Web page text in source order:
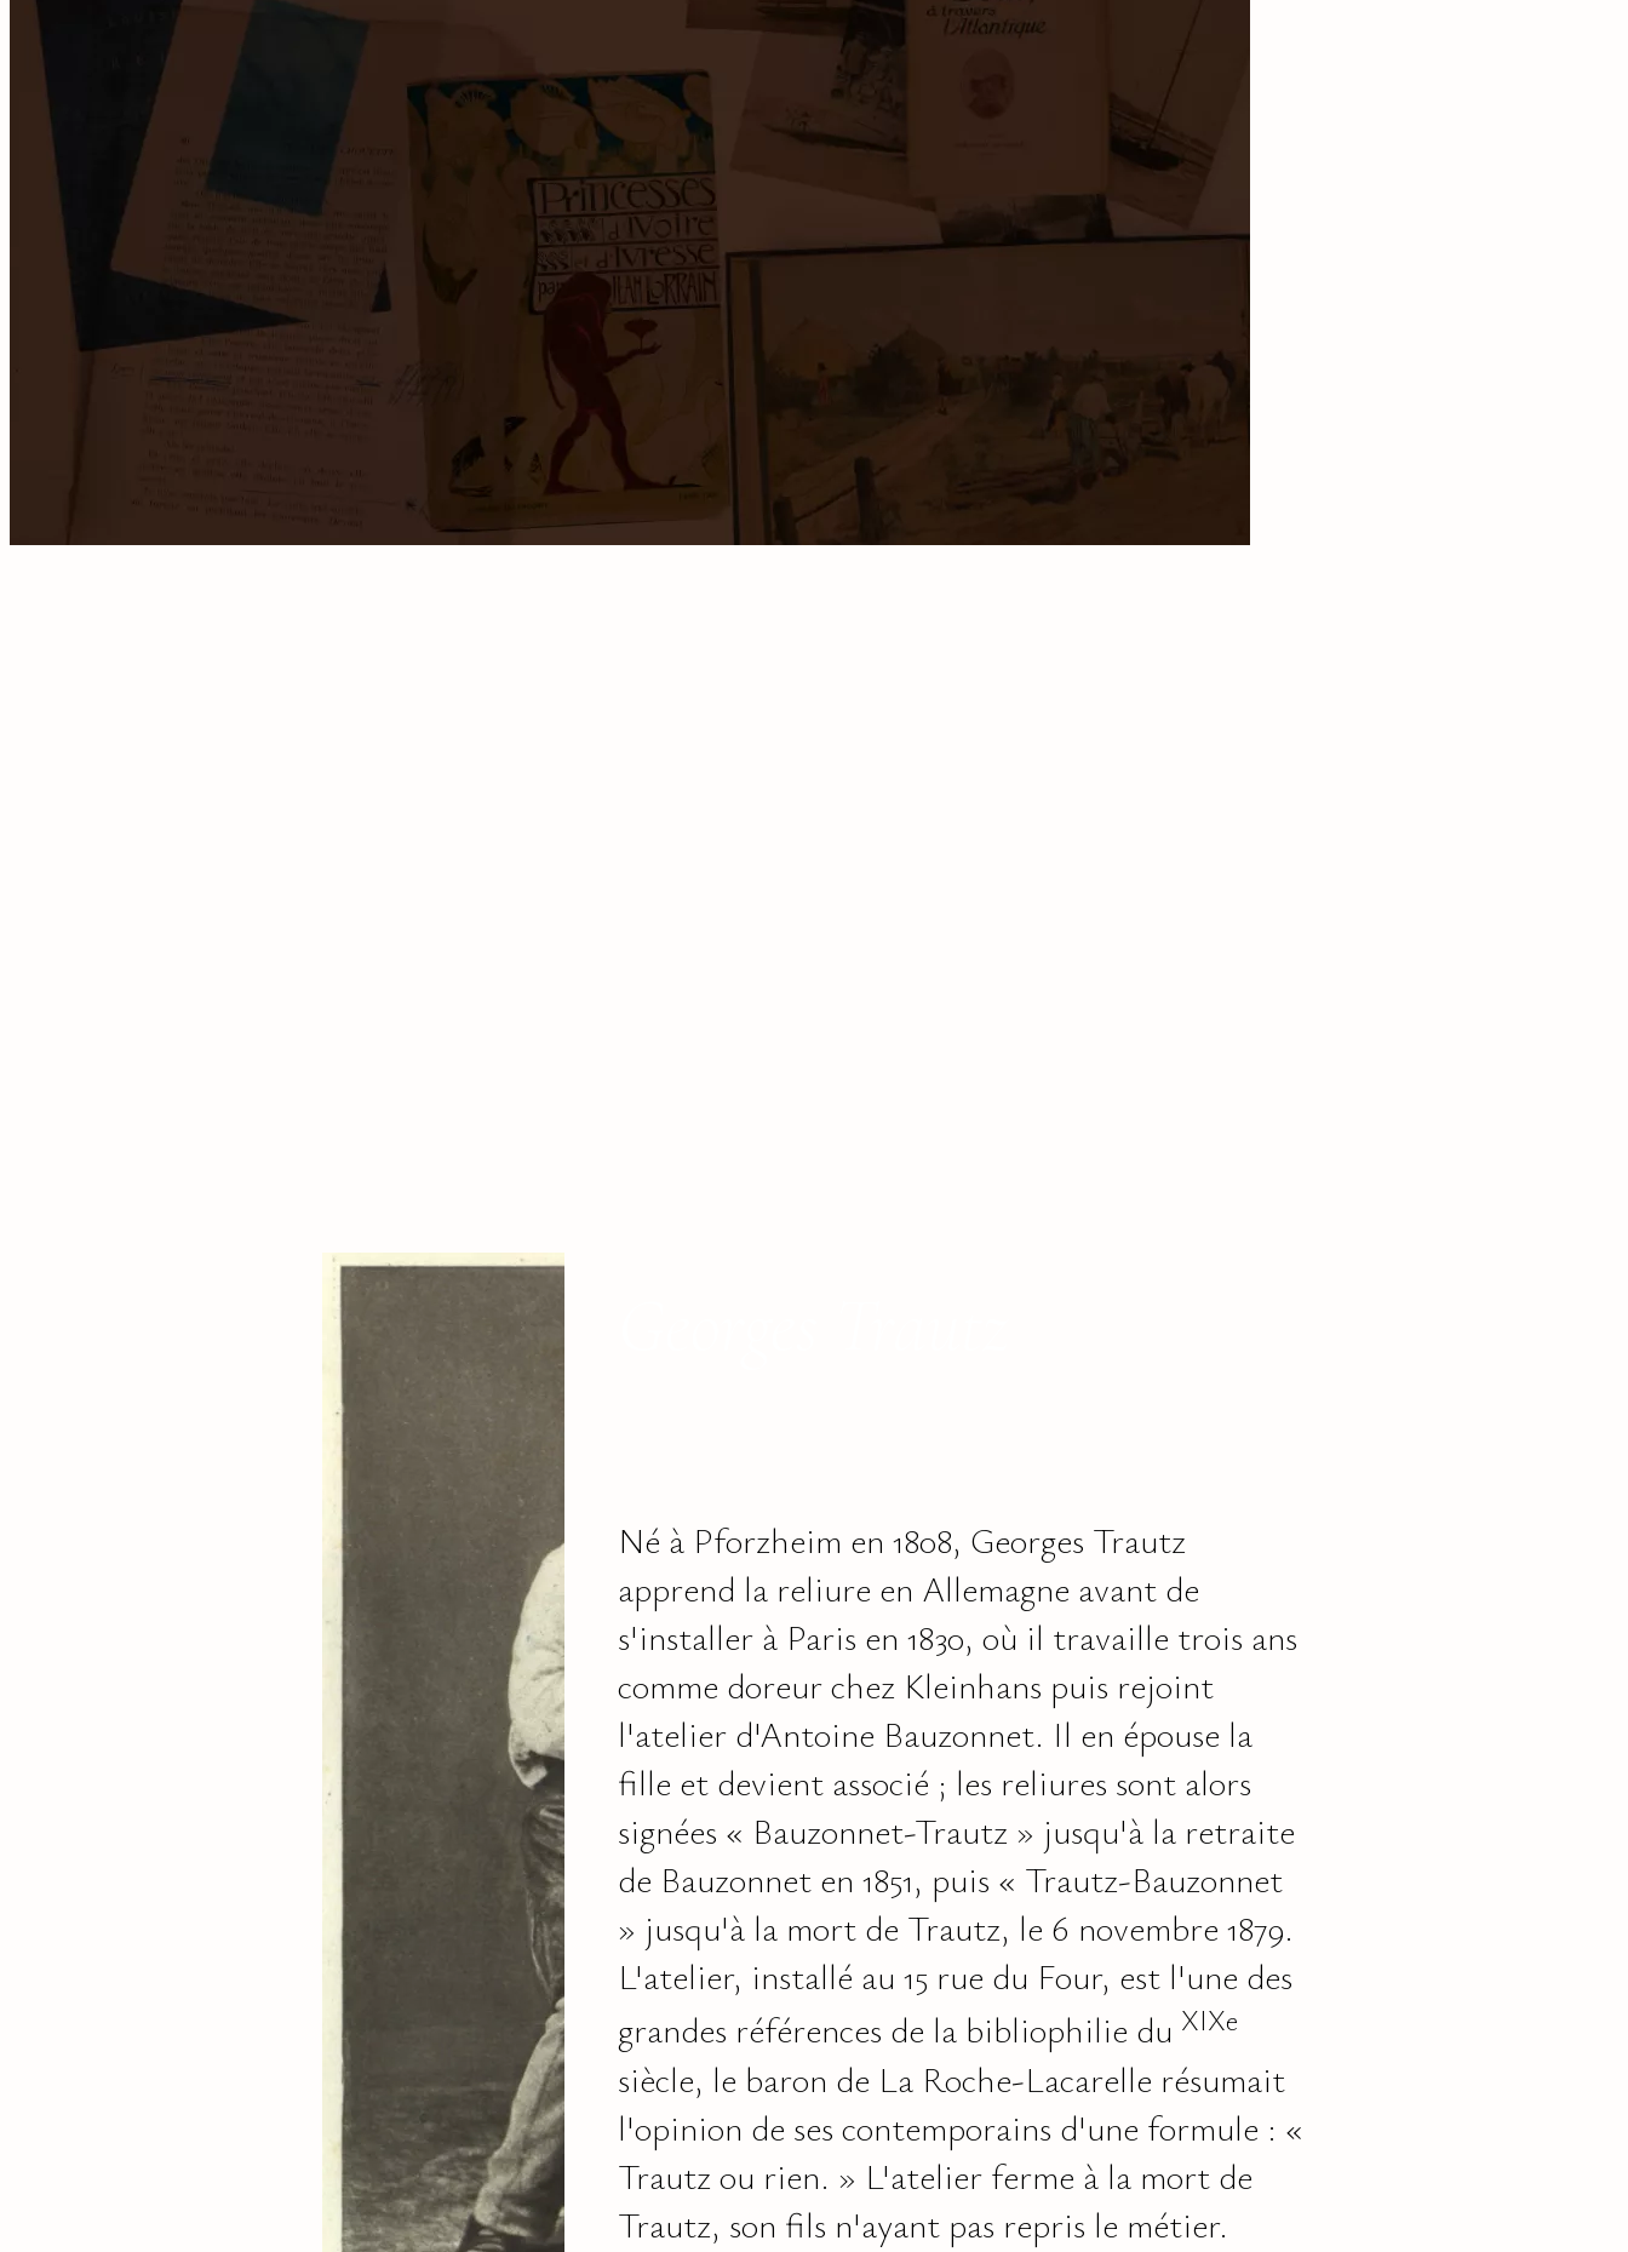
Né à Pforzheim en 1808, Georges Trautz
apprend la reliure en Allemagne avant de
s'installer à Paris en 1830, où il travaille trois ans
comme doreur chez Kleinhans puis rejoint
l'atelier d'Antoine Bauzonnet. Il en épouse la
fille et devient associé ; les reliures sont alors
signées « Bauzonnet-Trautz » jusqu'à la retraite
de Bauzonnet en 1851, puis « Trautz-Bauzonnet
» jusqu'à la mort de Trautz, le 6 novembre 1879.
L'atelier, installé au 15 rue du Four, est l'une des
grandes références de la bibliophilie du XIXe
siècle, le baron de La Roche-Lacarelle résumait
l'opinion de ses contemporains d'une formule : «
Trautz ou rien. » L'atelier ferme à la mort de
Trautz, son fils n'ayant pas repris le métier.